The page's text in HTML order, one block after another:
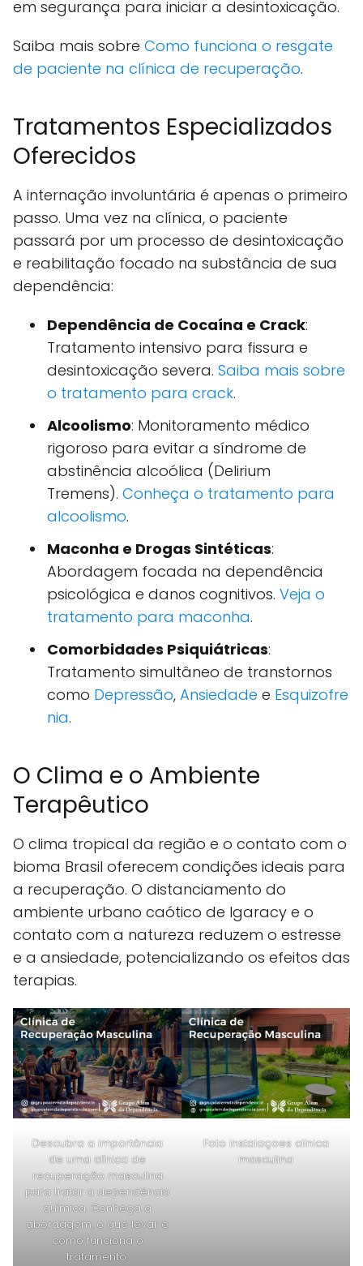
em segurança para iniciar a desintoxicação.
Saiba mais sobre Como funciona o resgate
de paciente na clínica de recuperação.
Tratamentos Especializados
Oferecidos
A internação involuntária é apenas o primeiro
passo. Uma vez na clínica, o paciente
passará por um processo de desintoxicação
e reabilitação focado na substância de sua
dependência:
Dependência de Cocaína e Crack:
Tratamento intensivo para fissura e
desintoxicação severa. Saiba mais sobre
o tratamento para crack.
Alcoolismo: Monitoramento médico
rigoroso para evitar a síndrome de
abstinência alcoólica (Delirium
Tremens). Conheça o tratamento para
alcoolismo.
Maconha e Drogas Sintéticas:
Abordagem focada na dependência
psicológica e danos cognitivos. Veja o
tratamento para maconha.
Comorbidades Psiquiátricas:
Tratamento simultâneo de transtornos
como Depressão, Ansiedade e Esquizofre
nia.
O Clima e o Ambiente
Terapêutico
O clima tropical da região e o contato com o
bioma Brasil oferecem condições ideais para
a recuperação. O distanciamento do
ambiente urbano caótico de Igaracy e o
contato com a natureza reduzem o estresse
e a ansiedade, potencializando os efeitos das
terapias.
Descubra a importância
de uma clínica de
recuperação masculina
para tratar a dependência
química. Conheça a
abordagem, o que levar e
como funciona o
tratamento.
Foto instalaçoes clinica
masculina